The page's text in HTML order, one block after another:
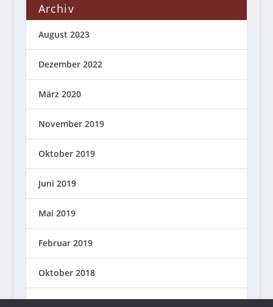
Archiv
August 2023
Dezember 2022
März 2020
November 2019
Oktober 2019
Juni 2019
Mai 2019
Februar 2019
Oktober 2018
September 2018